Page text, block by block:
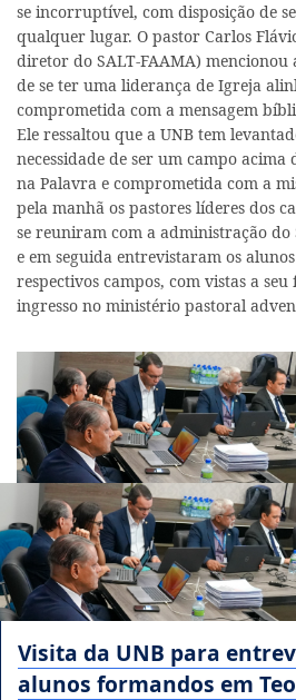
se incorruptível, com disposição de
qualquer lugar. O pastor Carlos
diretor do SALT-FAAMA) mencionou
de se ter uma liderança de Igreja
comprometida com a mensagem
Ele ressaltou que a UNB tem
necessidade de ser um campo acima
na Palavra e comprometida com a
pela manhã os pastores líderes dos
se reuniram com a administração do
e em seguida entrevistaram os alunos
respectivos campos, com vistas a
ingresso no ministério pastoral
Visita da UNB para
alunos formandos em